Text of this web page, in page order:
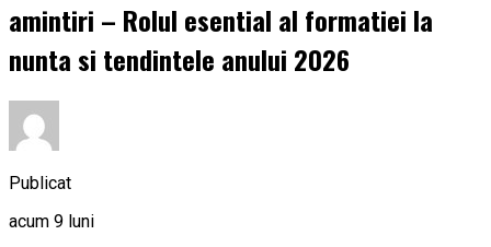
amintiri – Rolul esential al formatiei la
nunta si tendintele anului 2026
Publicat
acum 9 luni